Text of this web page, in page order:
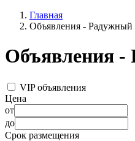
Главная
Объявления - Радужный
Объявления
VIP объявления
Цена
от
до
Срок размещения